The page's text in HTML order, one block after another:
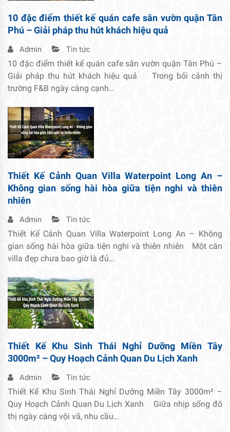
10 đặc điểm thiết kế quán cafe sân vườn quận Tân
Phú – Giải pháp thu hút khách hiệu quả
Admin Tin tức
10 đặc điểm thiết kế quán cafe sân vườn quận Tân Phú –
Giải pháp thu hút khách hiệu quả Trong bối cảnh thị
trường F&B ngày càng cạnh…
Thiết Kế Cảnh Quan Villa Waterpoint Long An –
Không gian sống hài hòa giữa tiện nghi và thiên
nhiên
Admin Tin tức
Thiết Kế Cảnh Quan Villa Waterpoint Long An – Không
gian sống hài hòa giữa tiện nghi và thiên nhiên Một căn
villa đẹp chưa bao giờ là đủ…
Thiết Kế Khu Sinh Thái Nghỉ Dưỡng Miền Tây
3000m² – Quy Hoạch Cảnh Quan Du Lịch Xanh
Admin Tin tức
Thiết Kế Khu Sinh Thái Nghỉ Dưỡng Miền Tây 3000m² –
Quy Hoạch Cảnh Quan Du Lịch Xanh Giữa nhịp sống đô
thị ngày càng vội vã, nhu cầu…